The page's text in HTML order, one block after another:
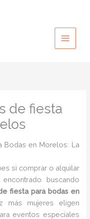
de fiesta
Bodas en Morelos: La
si comprar o alquilar
buscando
fiesta para bodas en
más mujeres eligen
eventos especiales